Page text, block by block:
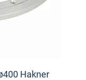
Hakner